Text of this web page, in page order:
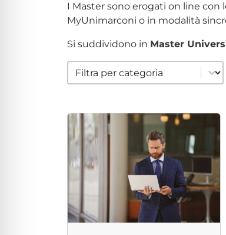
I Master sono erogati on line
MyUnimarconi o in modalità
Si suddividono in Master
filter cat formazione
Select content
sicuro per crisi
adatta per ADHD
sicura per epilessia